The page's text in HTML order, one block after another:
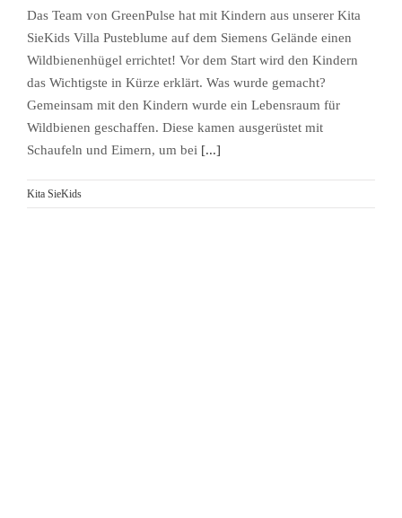
Das Team von GreenPulse hat mit Kindern aus unserer Kita
SieKids Villa Pusteblume auf dem Siemens Gelände einen
Wildbienenhügel errichtet! Vor dem Start wird den Kindern
das Wichtigste in Kürze erklärt. Was wurde gemacht?
Gemeinsam mit den Kindern wurde ein Lebensraum für
Wildbienen geschaffen. Diese kamen ausgerüstet mit
Schaufeln und Eimern, um bei [...]
Kita SieKids